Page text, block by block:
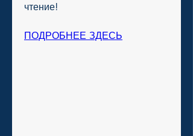
чтение!
ПОДРОБНЕЕ ЗДЕСЬ